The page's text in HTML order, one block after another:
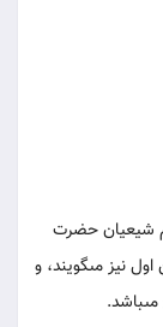
شيعيان حضرت
نيز مى‏گويند، و